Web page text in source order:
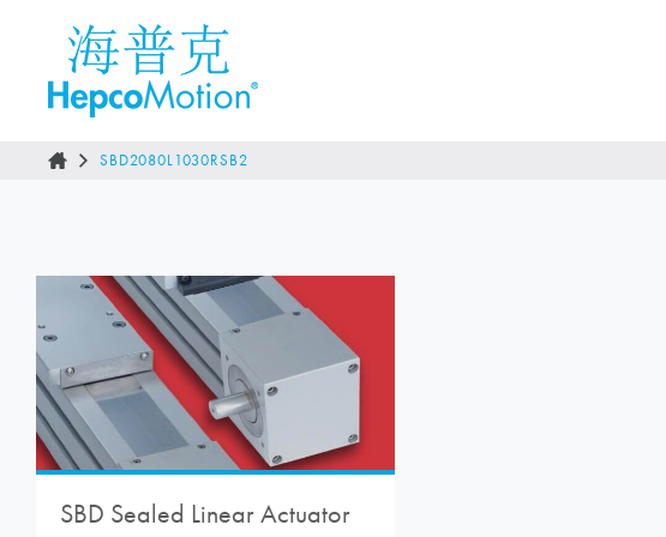
SBD2080L1030RSB2
SBD Sealed Linear Actuator